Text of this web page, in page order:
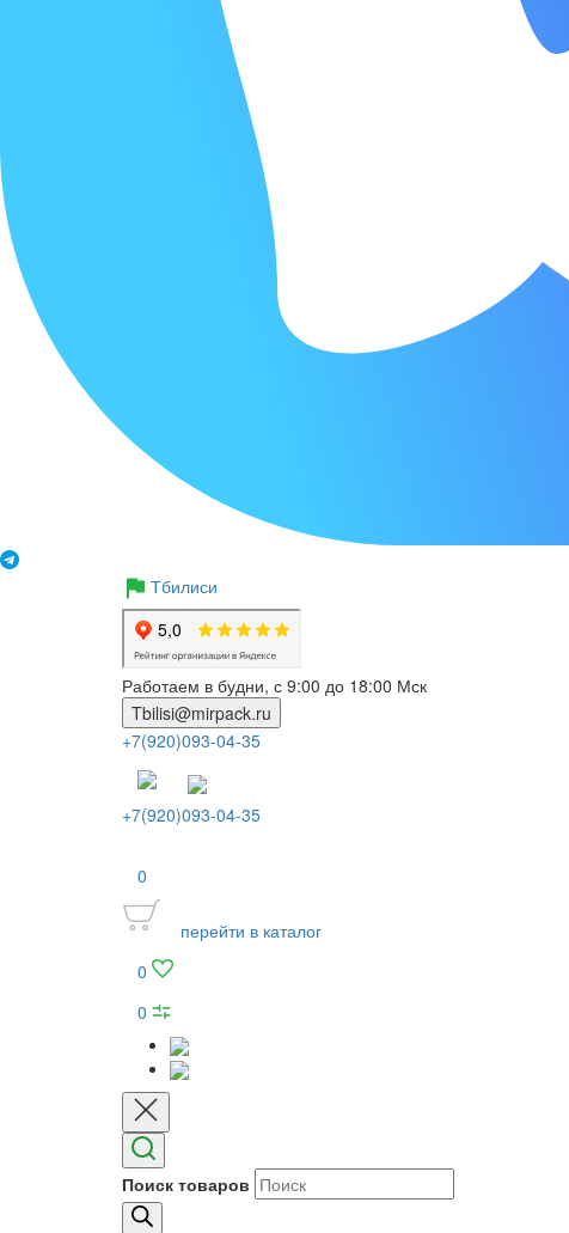
Тбилиси
Работаем в будни, с 9:00 до 18:00 Мск
Tbilisi@mirpack.ru
+7(920)093-04-35
+7(920)093-04-35
0
перейти в каталог
0
0
Поиск товаров